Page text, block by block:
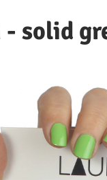
solid